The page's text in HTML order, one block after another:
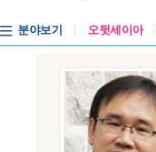
분야보기 오뒷세이아